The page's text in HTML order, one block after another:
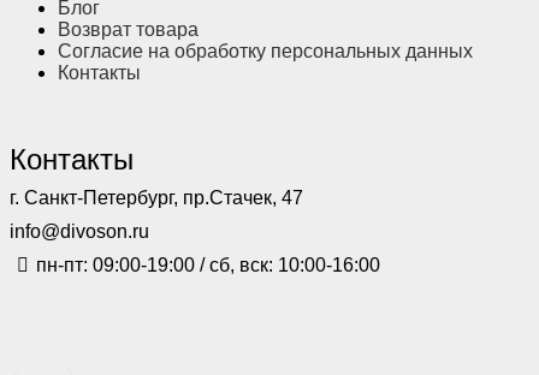
Блог
Возврат товара
Согласие на обработку персональных данных
Контакты
Контакты
г. Санкт-Петербург, пр.Стачек, 47
info@divoson.ru
пн-пт: 09:00-19:00 / сб, вск: 10:00-16:00